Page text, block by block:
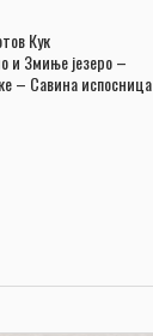
Кук
Змиње језеро –
– Савина испосница